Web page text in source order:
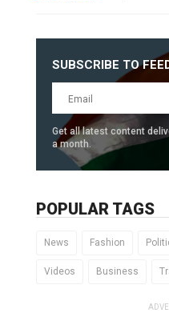
SUBSCRIBE TO
Get all latest content
a month.
POPULAR TAGS
News Fashion
Videos Business